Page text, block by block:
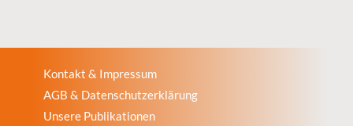
Kontakt & Impressum
AGB & Datenschutzerklärung
Unsere Publikationen